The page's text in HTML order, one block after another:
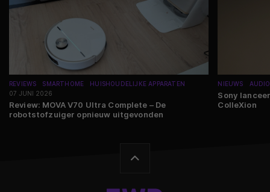
REVIEWS SMARTHOME
HUISHOUDELIJKE APPARATEN
07 JUNI 2026
Review: MOVA V70 Ultra Complete – De
robotstofzuiger opnieuw uitgevonden
NIEUWS AUDIO
Sony
ColleXion